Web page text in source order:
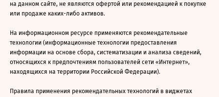
на данном сайте, не являются офертой или рекомендацией к покупке
или продаже каких-либо активов.
На информационном ресурсе применяются рекомендательные
технологии (информационные технологии предоставления
информации на основе сбора, систематизации и анализа сведений,
относящихся к предпочтениям пользователей сети «Интернет»,
находящихся на территории Российской Федерации).
Правила применения рекомендательных технологий в виджетах